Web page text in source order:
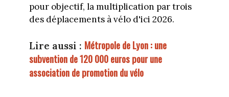
pour objectif, la multiplication par trois
des déplacements à vélo d'ici 2026.
Lire aussi : Métropole de Lyon : une
subvention de 120 000 euros pour une
association de promotion du vélo